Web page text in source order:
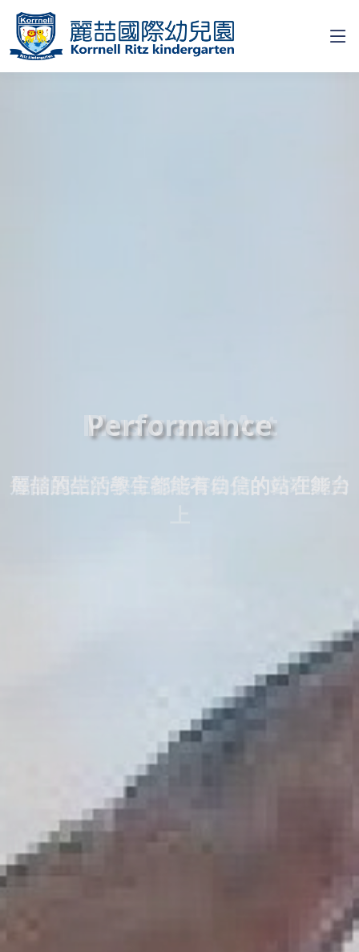
Music and Art
麗喆的生活教育能培養幼兒的自理能力